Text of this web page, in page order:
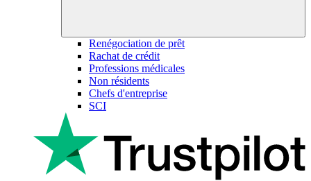
Renégociation de prêt
Rachat de crédit
Professions médicales
Non résidents
Chefs d'entreprise
SCI